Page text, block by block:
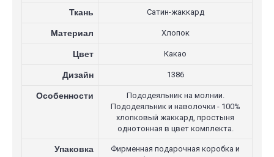
Ткань Сатин-жаккард
Материал Хлопок
Цвет Какао
Дизайн 1386
Особенности
Пододеяльник на молнии.
Пододеяльник и наволочки - 100%
хлопковый жаккард, простыня
однотонная в цвет комплекта.
Упаковка
Фирменная подарочная коробка и